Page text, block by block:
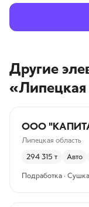
Другие
«Липецкая
ООО
Липецкая область
294 315 т Авто
Подработка ·